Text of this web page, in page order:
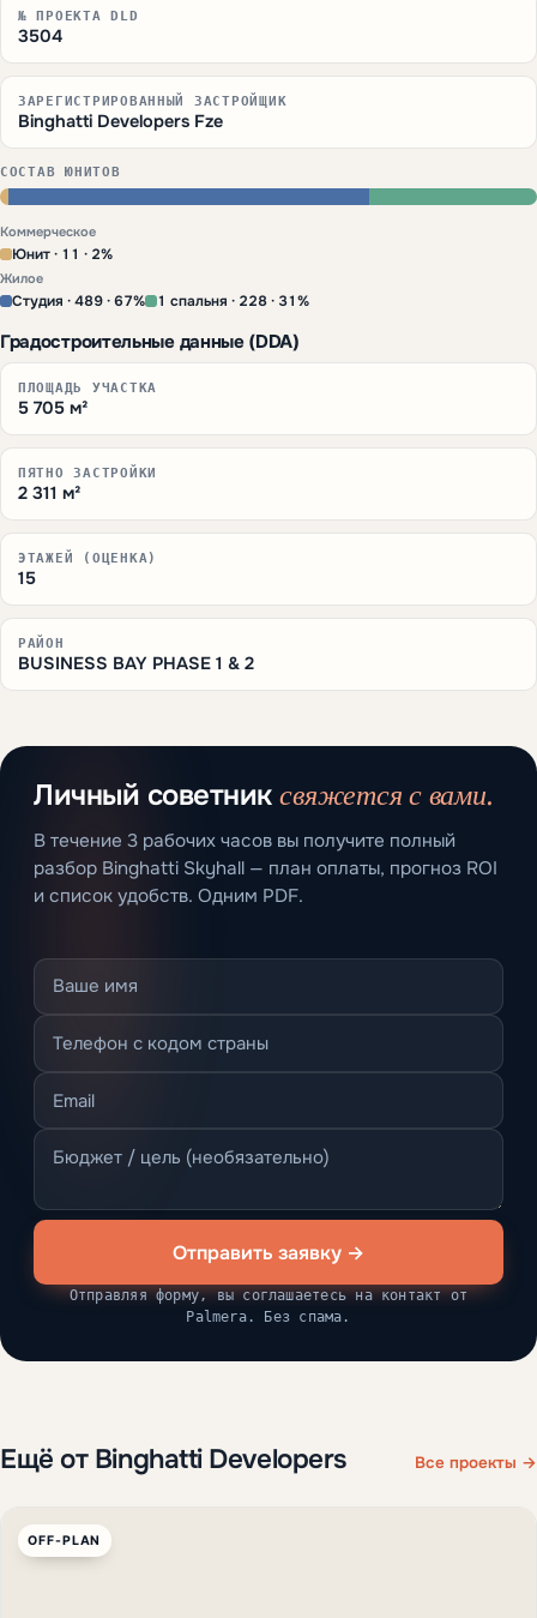
№ ПРОЕКТА DLD
3504
ЗАРЕГИСТРИРОВАННЫЙ ЗАСТРОЙЩИК
Binghatti Developers Fze
СОСТАВ ЮНИТОВ
Коммерческое
Юнит · 11 · 2%
Жилое
Студия · 489 · 67% 1 спальня · 228 · 31%
Градостроительные данные (DDA)
ПЛОЩАДЬ УЧАСТКА
5 705 м²
ПЯТНО ЗАСТРОЙКИ
2 311 м²
ЭТАЖЕЙ (ОЦЕНКА)
15
РАЙОН
BUSINESS BAY PHASE 1 & 2
Личный советниксвяжется с вами.
В течение 3 рабочих часов вы получите полный
разбор Binghatti Skyhall — план оплаты, прогноз ROI
и список удобств. Одним PDF.
Отправить заявку →
Отправляя форму, вы соглашаетесь на контакт от
Palmera. Без спама.
Ещё от Binghatti Developers Все проекты →
OFF-PLAN